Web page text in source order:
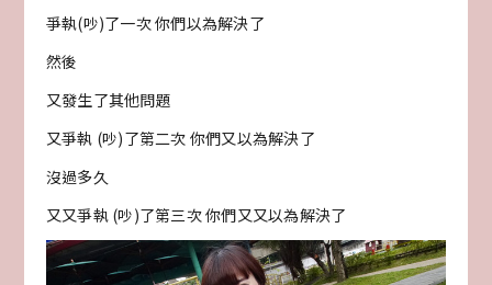
爭執(吵)了一次 你們以為解決了
然後
又發生了其他問題
又爭執 (吵)了第二次 你們又以為解決了
沒過多久
又又爭執 (吵)了第三次 你們又又以為解決了